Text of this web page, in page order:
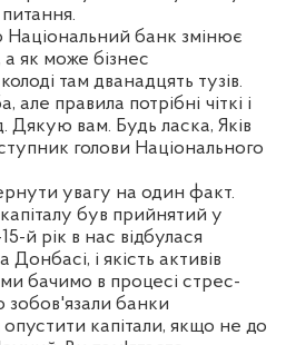
банк змінює
як може бізнес
там дванадцять тузів.
правила потрібні чіткі і
Дякую вам. Будь ласка, Яків
голови Національного
увагу на один факт.
був прийнятий у
й рік в нас відбулася
і якість активів
ми бачимо в процесі стрес-
зобов'язали банки
капітали, якщо не до